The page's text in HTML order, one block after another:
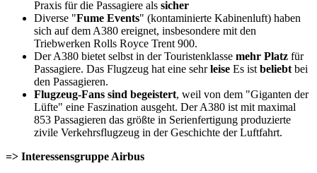
Praxis für die Passagiere als sicher
Diverse "Fume Events" (kontaminierte Kabinenluft) haben
sich auf dem A380 ereignet, insbesondere mit den
Triebwerken Rolls Royce Trent 900.
Der A380 bietet selbst in der Touristenklasse mehr Platz für
Passagiere. Das Flugzeug hat eine sehrleise Es ist beliebt bei
den Passagieren.
Flugzeug-Fans sind begeistert, weil von dem "Giganten der
Lüfte" eine Faszination ausgeht. Der A380 ist mit maximal
853 Passagieren das größte in Serienfertigung produzierte
zivile Verkehrsflugzeug in der Geschichte der Luftfahrt.
=> Interessensgruppe Airbus